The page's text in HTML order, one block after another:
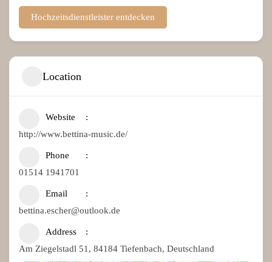
Hochzeitsdienstleister entdecken
Location
Website
http://www.bettina-music.de/
Phone
01514 1941701
Email
bettina.escher@outlook.de
Address
Am Ziegelstadl 51, 84184 Tiefenbach, Deutschland